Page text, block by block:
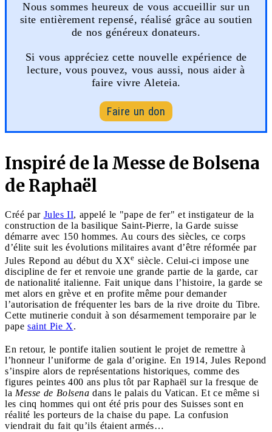
Nous sommes heureux de vous accueillir sur un
site entièrement repensé, réalisé grâce au soutien
de nos généreux donateurs.
Si vous appréciez cette nouvelle expérience de
lecture, vous pouvez, vous aussi, nous aider à
faire vivre Aleteia.
Faire un don
Inspiré de la Messe de Bolsena
de Raphaël
Créé par Jules II, appelé le "pape de fer" et instigateur de la
construction de la basilique Saint-Pierre, la Garde suisse
démarre avec 150 hommes. Au cours des siècles, ce corps
d’élite suit les évolutions militaires avant d’être réformée par
Jules Repond au début du XXe siècle. Celui-ci impose une
discipline de fer et renvoie une grande partie de la garde, car
de nationalité italienne. Fait unique dans l’histoire, la garde se
met alors en grève et en profite même pour demander
l’autorisation de fréquenter les bars de la rive droite du Tibre.
Cette mutinerie conduit à son désarmement temporaire par le
pape saint Pie X.
En retour, le pontife italien soutient le projet de remettre à
l’honneur l’uniforme de gala d’origine. En 1914, Jules Repond
s’inspire alors de représentations historiques, comme des
figures peintes 400 ans plus tôt par Raphaël sur la fresque de
la Messe de Bolsena dans le palais du Vatican. Et ce même si
les cinq hommes qui ont été pris pour des Suisses sont en
réalité les porteurs de la chaise du pape. La confusion
viendrait du fait qu’ils étaient armés…